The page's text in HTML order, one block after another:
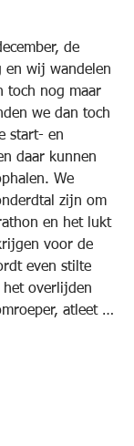
de
en wij wandelen
toch nog maar
we dan toch
start- en
daar kunnen
We
zijn om
en het lukt
voor de
even stilte
het overlijden
atleet …